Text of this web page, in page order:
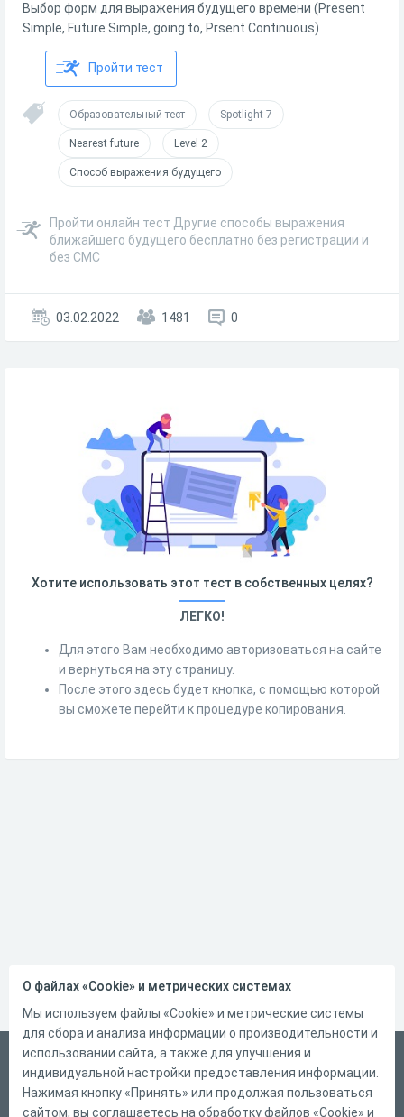
Выбор форм для выражения будущего времени (Present
Simple, Future Simple, going to, Prsent Continuous)
Пройти тест
Образовательный тест Spotlight 7
Nearest future Level 2
Способ выражения будущего
Пройти онлайн тест Другие способы выражения
ближайшего будущего бесплатно без регистрации и
без СМС
03.02.2022 1481 0
Хотите использовать этот тест в собственных целях?
ЛЕГКО!
Для этого Вам необходимо авторизоваться на сайте
и вернуться на эту страницу.
После этого здесь будет кнопка, с помощью которой
вы сможете перейти к процедуре копирования.
Русский
Справка
О файлах «Cookie» и метрических системах
Мы используем файлы «Cookie» и метрические системы
для сбора и анализа информации о производительности и
использовании сайта, а также для улучшения и
индивидуальной настройки предоставления информации.
Нажимая кнопку «Принять» или продолжая пользоваться
сайтом, вы соглашаетесь на обработку файлов «Cookie» и